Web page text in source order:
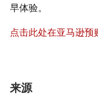
早体验。
点击此处在亚马逊预
来源